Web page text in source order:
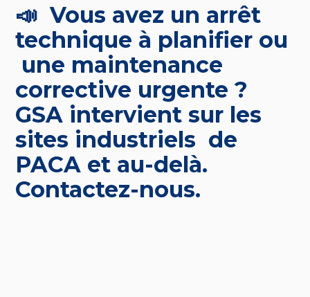
📣 Vous avez un arrêt
technique à planifier ou
une maintenance
corrective urgente ?
GSA intervient sur les
sites industriels de
PACA et au-delà.
Contactez-nous.